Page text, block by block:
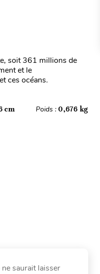
soit 361 millions de
et le
ces océans.
cm Poids :0,676 kg
saurait laisser